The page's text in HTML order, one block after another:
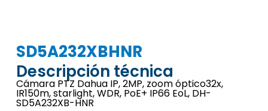
SD5A232XBHNR
Descripción técnica
Cámara PTZ Dahua IP, 2MP, zoom óptico32x,
IR150m, starlight, WDR, PoE+ IP66 EoL, DH-
SD5A232XB-HNR